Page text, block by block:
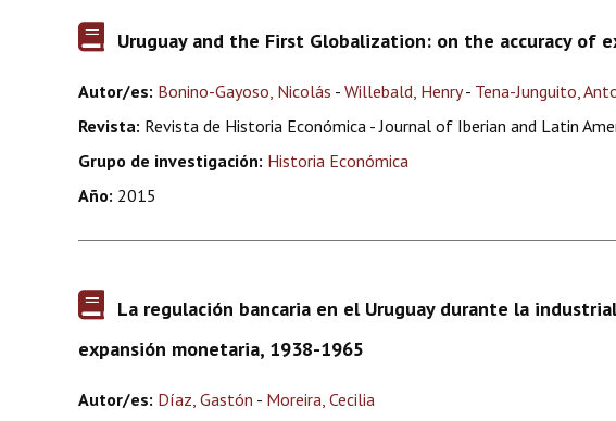
Uruguay and the First Globalization: on the accuracy of
Autor/es: Bonino-Gayoso, Nicolás - Willebald, Henry- Tena-Junguito,
Revista: Revista de Historia Económica - Journal of Iberian and Latin
Grupo de investigación: Historia Económica
Año: 2015
La regulación bancaria en el Uruguay durante la
expansión monetaria, 1938-1965
Autor/es: Díaz, Gastón - Moreira, Cecilia